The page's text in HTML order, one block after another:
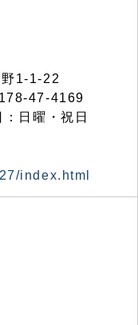
1-1-22
47-4169
日曜・祝日
index.html